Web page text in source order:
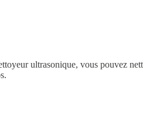
ultrasonique, vous pouvez